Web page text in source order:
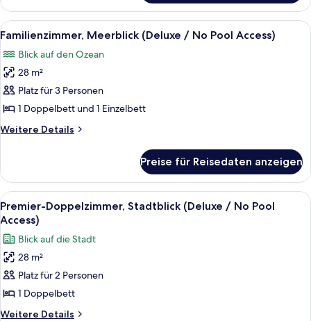
anzeigen
Stadtblick
(Deluxe
/
Pool
Access)
Alle
Fotos
für
Familienzimmer,
Meerblick
(Deluxe
/
No
Access)
anzeigen
Ein modernes Wohnzimmer mit
5
Familienzimmer, Meerblick (Deluxe / No Pool Access)
Blick auf den Ozean
28 m²
Platz für 3 Personen
1 Doppelbett und 1 Einzelbett
Weitere Details
Weitere
Meerblick
(Deluxe
/
No
Access)
Preise für Reisedaten anzeigen
Alle
Fotos
für
Premier-
Doppelzimmer,
Stadtblick
(Deluxe
/
Ein modernes Hotelzimmer mit
7
Premier-Doppelzimmer, Stadtblick (Deluxe / No Pool
Access)
Blick auf die Stadt
28 m²
Platz für 2 Personen
1 Doppelbett
Weitere Details
Weitere